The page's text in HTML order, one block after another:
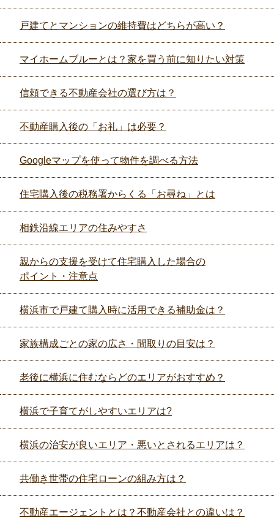
戸建てとマンションの維持費はどちらが高い？
マイホームブルーとは？家を買う前に知りたい対策
信頼できる不動産会社の選び方は？
不動産購入後の「お礼」は必要？
Googleマップを使って物件を調べる方法
住宅購入後の税務署からくる「お尋ね」とは
相鉄沿線エリアの住みやすさ
親からの支援を受けて住宅購入した場合の
ポイント・注意点
横浜市で戸建て購入時に活用できる補助金は？
家族構成ごとの家の広さ・間取りの目安は？
老後に横浜に住むならどのエリアがおすすめ？
横浜で子育てがしやすいエリアは?
横浜の治安が良いエリア・悪いとされるエリアは？
共働き世帯の住宅ローンの組み方は？
不動産エージェントとは？不動産会社との違いは？